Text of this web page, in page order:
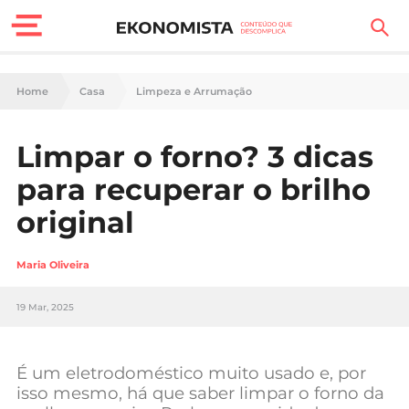
Finanças Pessoais
Carreira
Casa
Lifestyle
Sociedade
Negócios
Home Casa Limpeza e Arrumação
Limpar o forno? 3 dicas
para recuperar o brilho
original
Maria Oliveira
19 Mar, 2025
É um eletrodoméstico muito usado e, por
isso mesmo, há que saber limpar o forno da